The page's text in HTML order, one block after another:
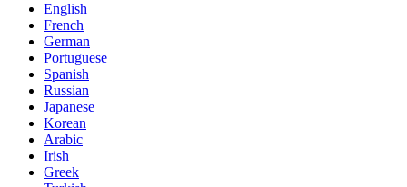
English
French
German
Portuguese
Spanish
Russian
Japanese
Korean
Arabic
Irish
Greek